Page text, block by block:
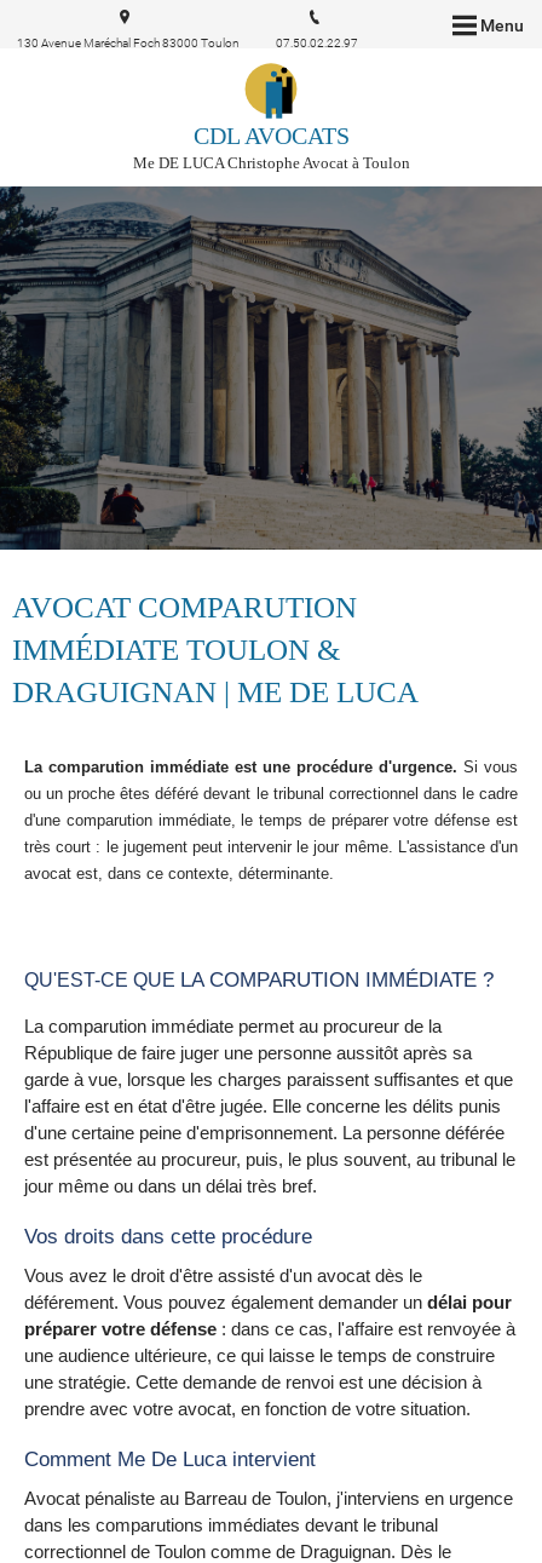
Menu
CDL AVOCATS
Me DE LUCA Christophe Avocat à Toulon
130 Avenue Maréchal Foch 83000 Toulon 07.50.02.22.97
AVOCAT COMPARUTION
IMMÉDIATE TOULON &
DRAGUIGNAN | ME DE LUCA
La comparution immédiate est une procédure d'urgence. Si vous
ou un proche êtes déféré devant le tribunal correctionnel dans le cadre
d'une comparution immédiate, le temps de préparer votre défense est
très court : le jugement peut intervenir le jour même. L'assistance d'un
avocat est, dans ce contexte, déterminante.
QU'EST-CE QUE LA COMPARUTION IMMÉDIATE ?
La comparution immédiate permet au procureur de la
République de faire juger une personne aussitôt après sa
garde à vue, lorsque les charges paraissent suffisantes et que
l'affaire est en état d'être jugée. Elle concerne les délits punis
d'une certaine peine d'emprisonnement. La personne déférée
est présentée au procureur, puis, le plus souvent, au tribunal le
jour même ou dans un délai très bref.
Vos droits dans cette procédure
Vous avez le droit d'être assisté d'un avocat dès le
déférement. Vous pouvez également demander un délai pour
préparer votre défense : dans ce cas, l'affaire est renvoyée à
une audience ultérieure, ce qui laisse le temps de construire
une stratégie. Cette demande de renvoi est une décision à
prendre avec votre avocat, en fonction de votre situation.
Comment Me De Luca intervient
Avocat pénaliste au Barreau de Toulon, j'interviens en urgence
dans les comparutions immédiates devant le tribunal
correctionnel de Toulon comme de Draguignan. Dès le